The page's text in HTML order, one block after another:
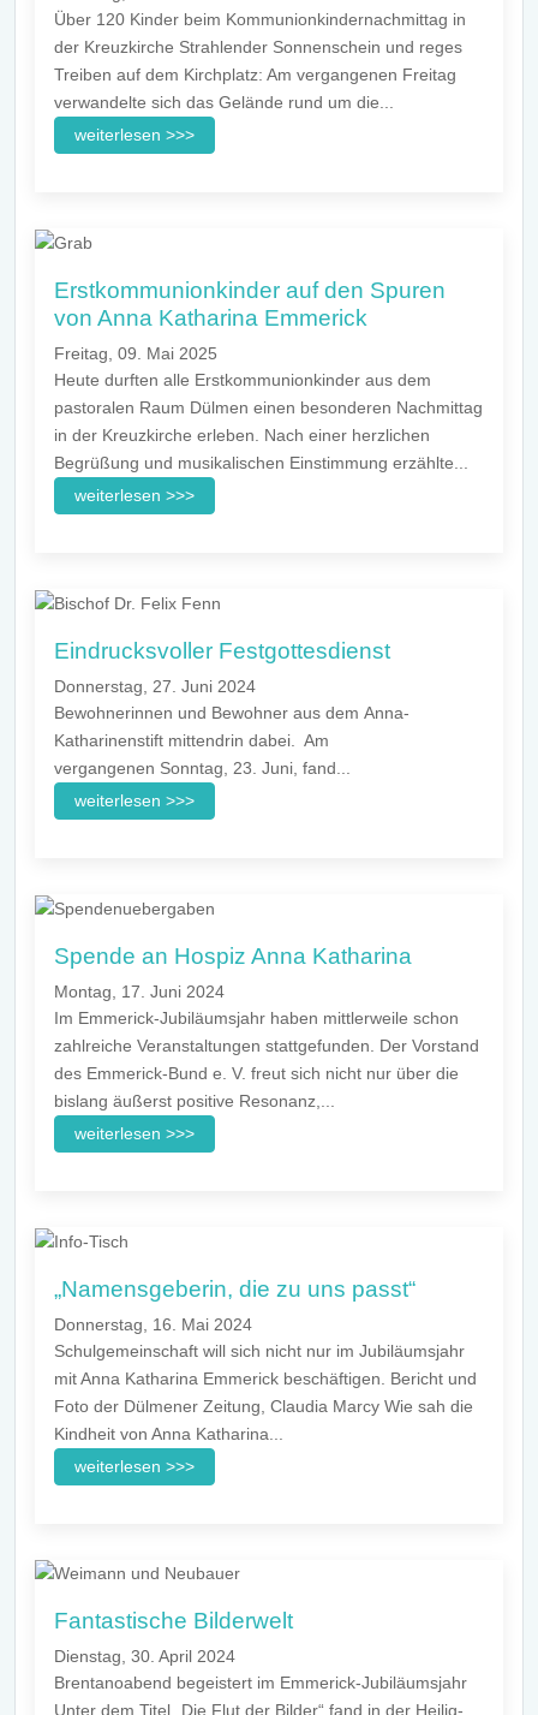
Über 120 Kinder beim Kommunionkindernachmittag in
der Kreuzkirche Strahlender Sonnenschein und reges
Treiben auf dem Kirchplatz: Am vergangenen Freitag
verwandelte sich das Gelände rund um die...
weiterlesen >>>
Erstkommunionkinder auf den Spuren
von Anna Katharina Emmerick
Freitag, 09. Mai 2025
Heute durften alle Erstkommunionkinder aus dem
pastoralen Raum Dülmen einen besonderen Nachmittag
in der Kreuzkirche erleben. Nach einer herzlichen
Begrüßung und musikalischen Einstimmung erzählte...
weiterlesen >>>
Eindrucksvoller Festgottesdienst
Donnerstag, 27. Juni 2024
Bewohnerinnen und Bewohner aus dem Anna-
Katharinenstift mittendrin dabei. Am
vergangenen Sonntag, 23. Juni, fand...
weiterlesen >>>
Spende an Hospiz Anna Katharina
Montag, 17. Juni 2024
Im Emmerick-Jubiläumsjahr haben mittlerweile schon
zahlreiche Veranstaltungen stattgefunden. Der Vorstand
des Emmerick-Bund e. V. freut sich nicht nur über die
bislang äußerst positive Resonanz,...
weiterlesen >>>
„Namensgeberin, die zu uns passt“
Donnerstag, 16. Mai 2024
Schulgemeinschaft will sich nicht nur im Jubiläumsjahr
mit Anna Katharina Emmerick beschäftigen. Bericht und
Foto der Dülmener Zeitung, Claudia Marcy Wie sah die
Kindheit von Anna Katharina...
weiterlesen >>>
Fantastische Bilderwelt
Dienstag, 30. April 2024
Brentanoabend begeistert im Emmerick-Jubiläumsjahr
Unter dem Titel „Die Flut der Bilder“ fand in der Heilig-